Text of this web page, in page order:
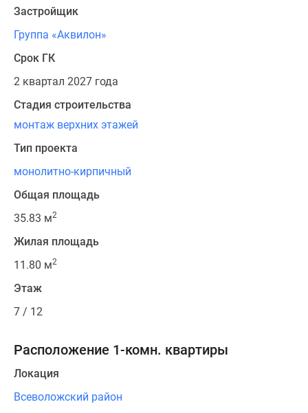
Застройщик
Группа «Аквилон»
Срок ГК
2 квартал 2027 года
Стадия строительства
монтаж верхних этажей
Тип проекта
монолитно-кирпичный
Общая площадь
35.83 м2
Жилая площадь
11.80 м2
Этаж
7 / 12
Расположение 1-комн. квартиры
Локация
Всеволожский район